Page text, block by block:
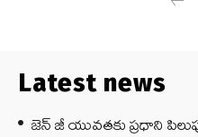
Latest news
జెన్‌ జీ యువతకు ప్రధాని